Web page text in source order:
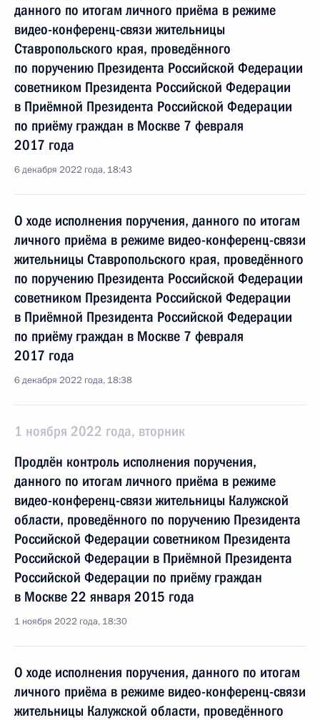
данного по итогам личного приёма в режиме
видео-конференц-связи жительницы
Ставропольского края, проведённого
по поручению Президента Российской Федерации
советником Президента Российской Федерации
в Приёмной Президента Российской Федерации
по приёму граждан в Москве 7 февраля
2017 года
6 декабря 2022 года, 18:43
О ходе исполнения поручения, данного по итогам
личного приёма в режиме видео-конференц-связи
жительницы Ставропольского края, проведённого
по поручению Президента Российской Федерации
советником Президента Российской Федерации
в Приёмной Президента Российской Федерации
по приёму граждан в Москве 7 февраля
2017 года
6 декабря 2022 года, 18:38
1 ноября 2022 года, вторник
Продлён контроль исполнения поручения,
данного по итогам личного приёма в режиме
видео-конференц-связи жительницы Калужской
области, проведённого по поручению Президента
Российской Федерации советником Президента
Российской Федерации в Приёмной Президента
Российской Федерации по приёму граждан
в Москве 22 января 2015 года
1 ноября 2022 года, 18:30
О ходе исполнения поручения, данного по итогам
личного приёма в режиме видео-конференц-связи
жительницы Калужской области, проведённого